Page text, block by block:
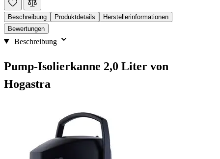
Beschreibung Produktdetails
Herstellerinformationen
Bewertungen
Beschreibung
Pump-Isolierkanne 2,0 Liter von
Hogastra